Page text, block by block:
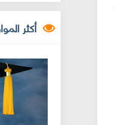
أكثر